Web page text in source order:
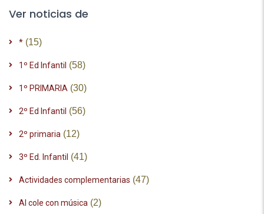
Ver noticias de
* (15)
1º Ed Infantil (58)
1º PRIMARIA (30)
2º Ed Infantil (56)
2º primaria (12)
3º Ed. Infantil (41)
Actividades complementarias (47)
Al cole con música (2)